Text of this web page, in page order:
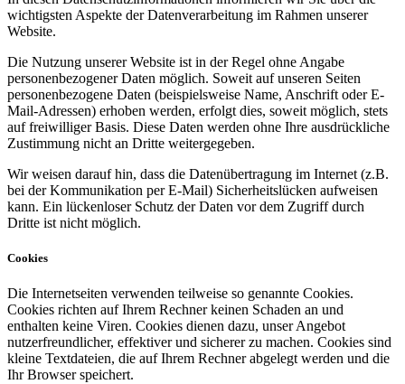
wichtigsten Aspekte der Datenverarbeitung im Rahmen unserer
Website.
Die Nutzung unserer Website ist in der Regel ohne Angabe
personenbezogener Daten möglich. Soweit auf unseren Seiten
personenbezogene Daten (beispielsweise Name, Anschrift oder E-
Mail-Adressen) erhoben werden, erfolgt dies, soweit möglich, stets
auf freiwilliger Basis. Diese Daten werden ohne Ihre ausdrückliche
Zustimmung nicht an Dritte weitergegeben.
Wir weisen darauf hin, dass die Datenübertragung im Internet (z.B.
bei der Kommunikation per E-Mail) Sicherheitslücken aufweisen
kann. Ein lückenloser Schutz der Daten vor dem Zugriff durch
Dritte ist nicht möglich.
Cookies
Die Internetseiten verwenden teilweise so genannte Cookies.
Cookies richten auf Ihrem Rechner keinen Schaden an und
enthalten keine Viren. Cookies dienen dazu, unser Angebot
nutzerfreundlicher, effektiver und sicherer zu machen. Cookies sind
kleine Textdateien, die auf Ihrem Rechner abgelegt werden und die
Ihr Browser speichert.